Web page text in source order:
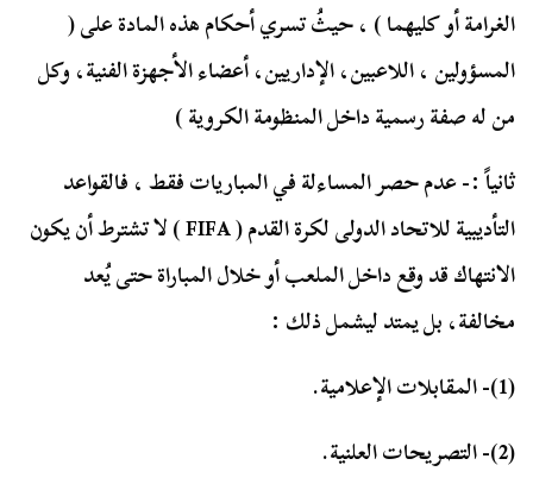
الغرامة أو كليهما ) ، حيثُ تسري أحكام هذه المادة على (
المسؤولين ، اللاعبين، الإداريين، أعضاء الأجهزة الفنية، وكل
من له صفة رسمية داخل المنظومة الكروية )
ثانياً :- عدم حصر المساءلة في المباريات فقط ، فالقواعد
التأديبية للاتحاد الدولى لكرة القدم ( FIFA ) لا تشترط أن يكون
الانتهاك قد وقع داخل الملعب أو خلال المباراة حتى يُعد
مخالفة، بل يمتد ليشمل ذلك :
(1)- المقابلات الإعلامية.
(2)- التصريحات العلنية.